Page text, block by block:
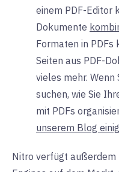
einem PDF-Editor
Dokumente
Formaten in
Seiten aus PDF-
vieles mehr.
suchen, wie Sie
mit PDFs
unserem Blog
Nitro verfügt außerdem